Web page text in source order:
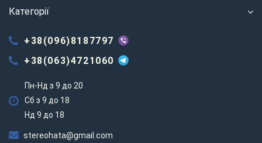
Категорії
+38(096)8187797
+38(063)4721060
Пн-Нд з 9 до 20
Сб з 9 до 18
Нд 9 до 18
stereohata@gmail.com